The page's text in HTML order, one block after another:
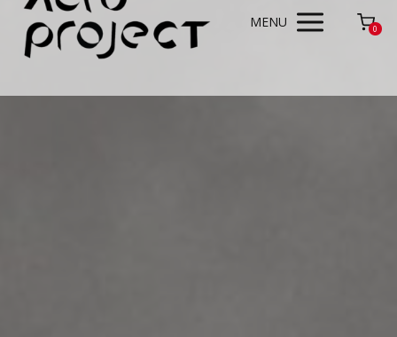
MENU 0